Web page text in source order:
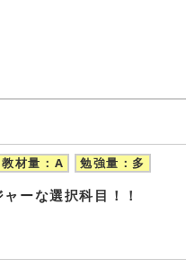
教材量：A 勉強量：多
ーな選択科目！！